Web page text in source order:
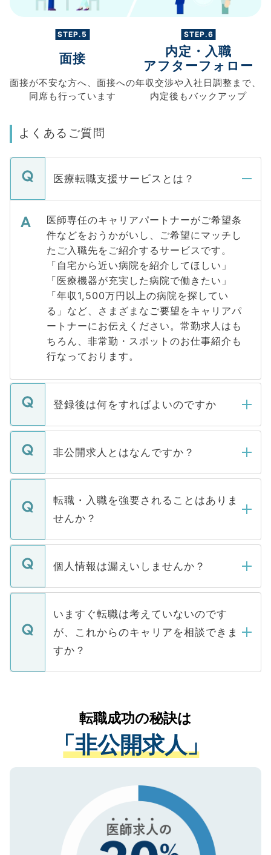
STEP.5
面接
面接が不安な方へ、 面接への
同席も行っています
STEP.6
内定・入職
アフターフォロー
年収交渉や入社日調整まで、
内定後もバックアップ
よくあるご質問
医療転職支援サービスとは？
医師専任のキャリアパートナーがご希望条
件などをおうかがいし、ご希望にマッチし
たご入職先をご紹介するサービスです。
「自宅から近い病院を紹介してほしい」
「医療機器が充実した病院で働きたい」
「年収1,500万円以上の病院を探してい
る」など、さまざまなご要望をキャリアパ
ートナーにお伝えください。常勤求人はも
ちろん、非常勤・スポットのお仕事紹介も
行なっております。
登録後は何をすればよいのですか
ご登録いただきましたら、弊社担当者がご
登録内容を確認し、その後メールもしくは
ます。通常、5営業日以内にはご連絡をせて
いただきますので、しばらくお待ちくださ
非公開求人とはなんですか？
マイナビDOCTORで取り扱っている求人の
うち約3割は、Webサイトからご覧いただ
けない「非公開求人」です。非公開求人は
下記の理由によって、一般には公開してい
ません。
■応募殺到を避けるため 人気のある医療機
関を公にしてしまうと、応募が殺到する場
に、医療機関が求める条件に合った人材の
みを人材紹介会社に依頼するケースが増え
ています。
転職・入職を強要されることはありま
せんか？
転職・入職を強要することは一切ありませ
ん。また、仮に応募先から内定をいただい
定を承諾する必要はありません。内定先へ
の辞退の連絡はキャリアパートナーが行い
個人情報は漏えいしませんか？
個人情報が漏えいすることはありませんの
で、ご安心ください。当サイトからの登録
などで収集したご登録者様の個人情報は、
ご本人のキャリアアップおよび転職活動の
支援を目的に使用いたします。お預かりし
ているすべての個人データはご本人の許可
は、個人情報の取り扱いについての厳密な
管理基準を満たした事業者のみに付与され
る、プライバシーマークを取得済みです。
で、機密保持に関してもご安心ください。
いますぐ転職は考えていないのです
が、これからのキャリアを相談できま
すか？
かがいして、現在の医療機関の状況や紹介
経験をまじえながら、適切なアドバイスを
させていただきます。すぐにご転職をされ
ない方には、長期的なサポートが可能です
ので、まずはご登録ください。
転職成功の秘訣は
「非公開求人」